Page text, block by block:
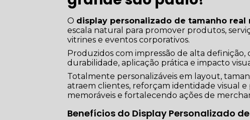
O display personalizado de tamanho real
escala natural para promover produtos,
vitrines e eventos corporativos.
Produzidos com impressão de alta
durabilidade, aplicação prática e impacto
Totalmente personalizáveis em layout,
atraem clientes, reforçam identidade visual
memoráveis e fortalecendo ações de
Benefícios do Display Personalizado